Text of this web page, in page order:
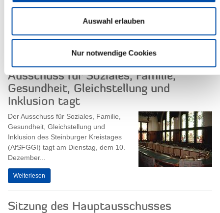
Auswahl erlauben
Nur notwendige Cookies
großen BesucherInnen am 20.
Dezember 2019, um 17.00 Uhr, im
Ausschuss für Soziales, Familie,
Gesundheit, Gleichstellung und
Inklusion tagt
Der Ausschuss für Soziales, Familie,
Gesundheit, Gleichstellung und
Inklusion des Steinburger Kreistages
(AfSFGGI) tagt am Dienstag, dem 10.
Dezember...
Weiterlesen
Sitzung des Hauptausschusses